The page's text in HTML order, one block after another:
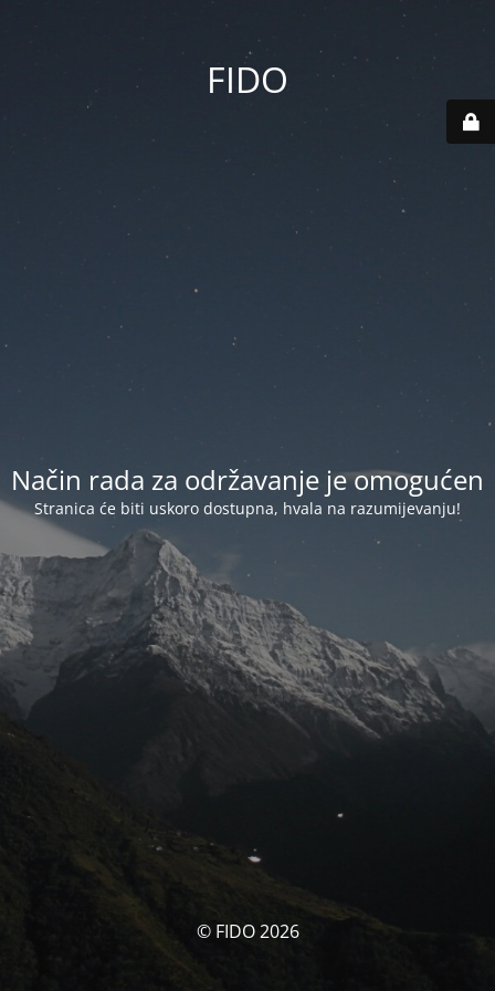
FIDO
Način rada za održavanje je omogućen
Stranica će biti uskoro dostupna, hvala na razumijevanju!
© FIDO 2026